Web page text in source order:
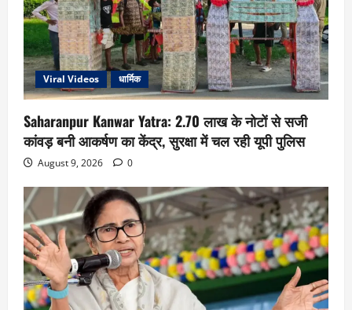
Viral Videos धार्मिक
Saharanpur Kanwar Yatra: 2.70 लाख के नोटों से सजी
कांवड़ बनी आकर्षण का केंद्र, सुरक्षा में चल रही यूपी पुलिस
August 9, 2026 0